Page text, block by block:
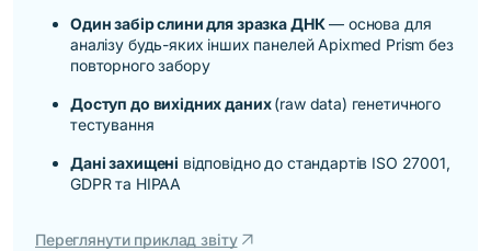
Один забір слини для зразка ДНК— основа для
аналізу будь-яких інших панелей Apixmed Prism без
повторного забору
Доступ до вихідних даних(raw data) генетичного
тестування
Дані захищені відповідно до стандартів ISO 27001,
GDPR та HIPAA
Переглянути приклад звітуarrow_outward